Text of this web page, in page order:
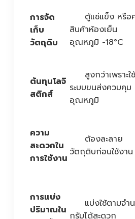
การจัด
เก็บ
วัตถุดิบ
ตู้แช่แข็ง หรือ
สินค้าห้องเย็น
อุณหภูมิ -18°C
ต้นทุนโลจิ
สติกส์
สูงกว่าเพราะใช้
ระบบขนส่งควบคุม
อุณหภูมิ
ความ
สะดวกใน
การใช้งาน
ต้องละลาย
วัตถุดิบก่อนใช้งาน
การแบ่ง
ปริมาณใน
แบ่งใช้ตามจำ
กรัมได้สะดวก